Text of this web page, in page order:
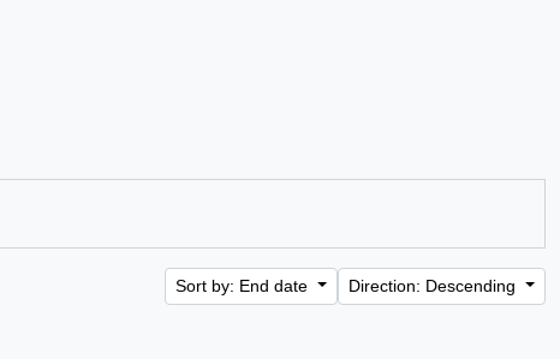
Sort by: End date Direction: Descending